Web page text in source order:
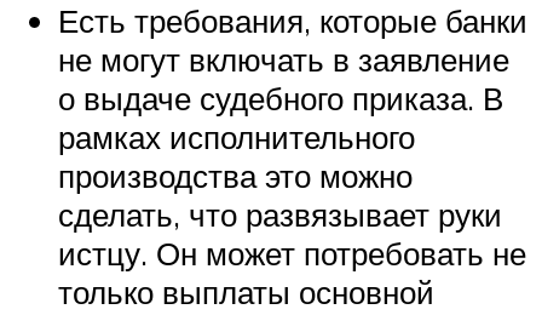
Есть требования, которые банки
не могут включать в заявление
о выдаче судебного приказа. В
рамках исполнительного
производства это можно
сделать, что развязывает руки
истцу. Он может потребовать не
только выплаты основной